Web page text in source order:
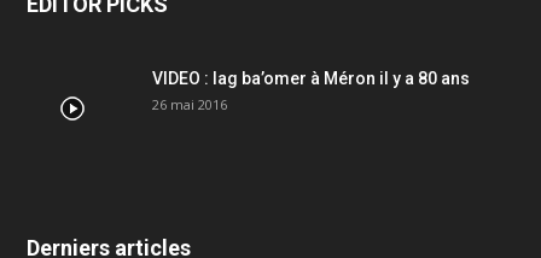
VIDEO : lag ba’omer à Méron il y a 80 ans
26 mai 2016
Derniers articles